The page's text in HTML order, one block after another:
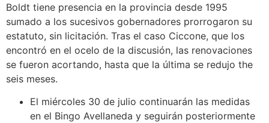
Boldt tiene presencia en la provincia desde 1995
sumado a los sucesivos gobernadores prorrogaron su
estatuto, sin licitación. Tras el caso Ciccone, que los
encontró en el ocelo de la discusión, las renovaciones
se fueron acortando, hasta que la última se redujo the
seis meses.
El miércoles 30 de julio continuarán las medidas
en el Bingo Avellaneda y seguirán posteriormente